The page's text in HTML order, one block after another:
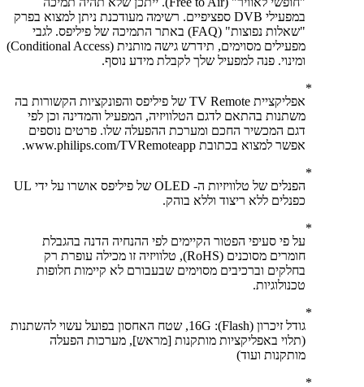
במפעילי DVB ספציפיים. רשימה מעודכנת ניתן למצוא בפרק
"שאלות נפוצות" (FAQ) באתר התמיכה של פיליפס. לגבי
מפעילים מסוימים, תידרש גישה מותנית (Conditional Access)
ומינוי. פנה למפעיל שלך לקבלת מידע נוסף.
אפליקציית TV Remote של פיליפס והפונקציות הקשורות בה
משתנות בהתאם לדגם הטלוויזיה, המפעיל והמדינה וכן לפי
דגם המכשיר החכם ומערכת ההפעלה שלו. פרטים נוספים
אפשר למצוא בכתובת www.philips.com/TVRemoteapp.
הפנלים של טלוויזיות ה- OLED של פיליפס אושרו על ידי UL
כפנלים ללא ריצוד וללא בוהק.
על פי סעיפי הפטור הקיימים לפי ההנחיה הדנה בהגבלת
חומרים מסוכנים (RoHS), טלוויזיה זו מכילה עופרת רק
בחלקים וברכיבים מסוימים שבעבורם לא קיימות חלופות
טכנולוגיות.
גודל זיכרון (Flash)‏: 16G, שטח האחסון בפועל עשוי להשתנות
(תלוי באפליקציות מותקנות [מראש], מערכות הפעלה
מותקנות ועוד)